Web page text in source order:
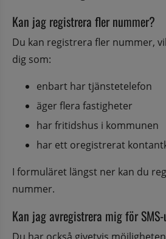
Kan jag registrera fler nummer?
Du kan registrera fler nummer,
dig som:
enbart har tjänstetelefon
äger flera fastigheter
har fritidshus i kommunen
har ett oregistrerat
I formuläret längst ner kan du
nummer.
Kan jag avregistrera mig för